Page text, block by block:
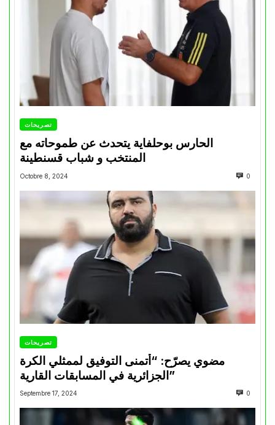
تصريحات
الحارس بوحلفاية يتحدث عن طموحاته مع
المنتخب و شباب قسنطينة
Octobre 8, 2024 0
تصريحات
مضوي يصرّح: “أتمنى التوفيق لممثلي الكرة
الجزائرية في المسابقات القارية”
Septembre 17, 2024 0